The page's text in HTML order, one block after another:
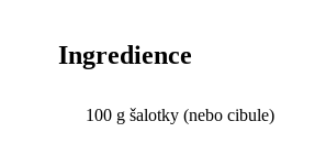
Ingredience
100 g šalotky (nebo cibule)